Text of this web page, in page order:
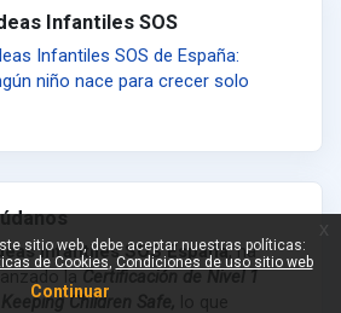
Infantiles SOS
Infantiles SOS de España:
niño nace para crecer solo
Infantiles SOS España, ha
laCertificación de Nivel 1
Keeping Children Safe,
sitio web, debe aceptar nuestras políticas:
de Cookies Condiciones de uso sitio web
Continuar
x